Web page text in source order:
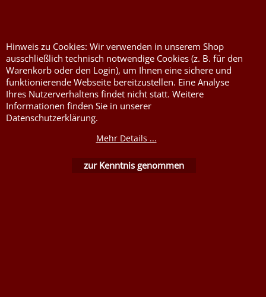
schwer entflammbare
Stoffe DIN4102B1
Nessel Baumwolle natur
Hinweis zu Cookies: Wir verwenden in unserem Shop
ausschließlich technisch notwendige Cookies (z. B. für den
Warenkorb oder den Login), um Ihnen eine sichere und
funktionierende Webseite bereitzustellen. Eine Analyse
Ihres Nutzerverhaltens findet nicht statt. Weitere
Informationen finden Sie in unserer
Datenschutzerklärung.
Mehr Details ...
zur Kenntnis genommen